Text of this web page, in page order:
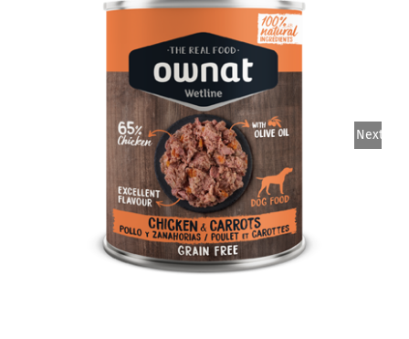
Nos magasins
Notre catalogue
Next